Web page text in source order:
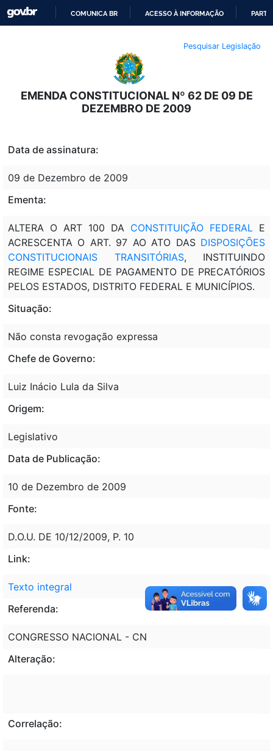
O
CONTEÚDO
COMUNICA BR ACESSO À INFORMAÇÃO
Pesquisar Legislação
EMENDA CONSTITUCIONAL Nº 62 DE 09 DE
DEZEMBRO DE 2009
Data de assinatura:
09 de Dezembro de 2009
Ementa:
ALTERA O ART 100 DA CONSTITUIÇÃO FEDERAL E
ACRESCENTA O ART. 97 AO ATO DAS DISPOSIÇÕES
CONSTITUCIONAIS TRANSITÓRIAS, INSTITUINDO
REGIME ESPECIAL DE PAGAMENTO DE PRECATÓRIOS
PELOS ESTADOS, DISTRITO FEDERAL E MUNICÍPIOS.
Situação:
Não consta revogação expressa
Chefe de Governo:
Luiz Inácio Lula da Silva
Origem:
Legislativo
Data de Publicação:
10 de Dezembro de 2009
Fonte:
D.O.U. DE 10/12/2009, P. 10
Link:
Texto integral
Referenda:
CONGRESSO NACIONAL - CN
Alteração:
Correlação: